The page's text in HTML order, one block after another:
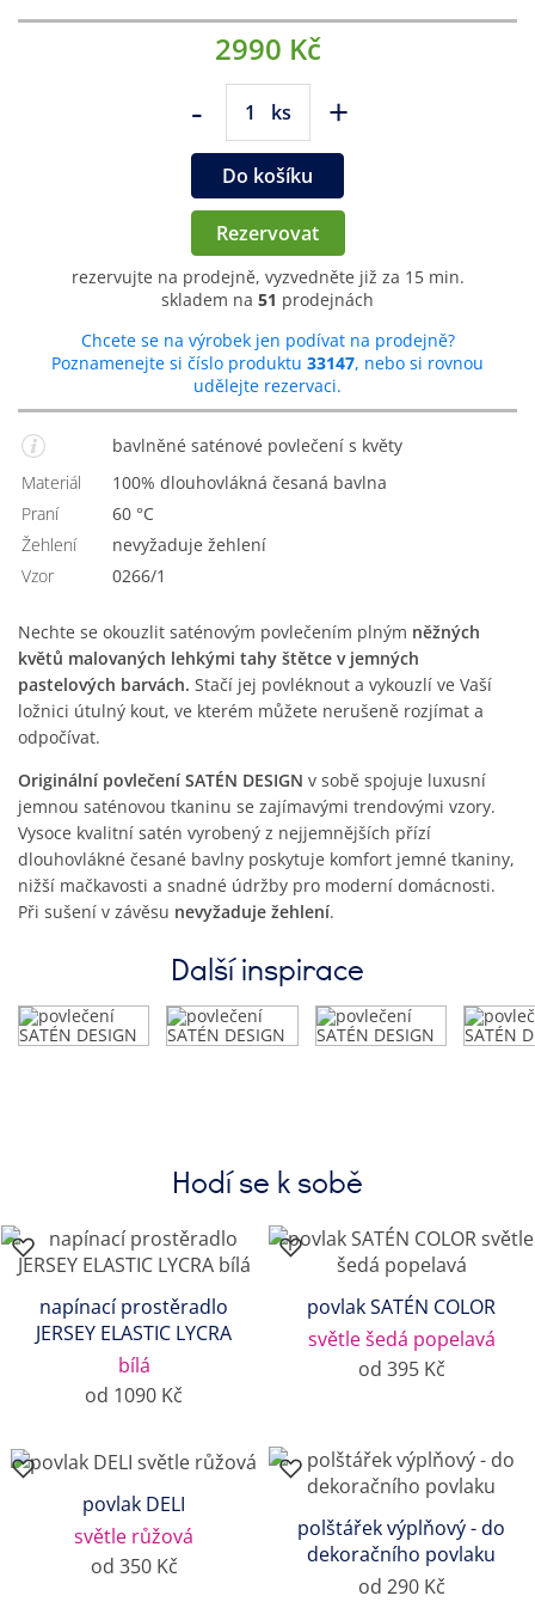
2990 Kč
- ks +
Do košíku
Rezervovat
rezervujte na prodejně, vyzvedněte již za 15 min.
skladem na 51 prodejnách
Chcete se na výrobek jen podívat na prodejně?
Poznamenejte si číslo produktu 33147, nebo si rovnou
udělejte rezervaci.
bavlněné saténové povlečení s květy
Materiál
100% dlouhovlákná česaná bavlna
Praní
60 °C
Žehlení
nevyžaduje žehlení
Vzor
0266/1
Nechte se okouzlit saténovým povlečením plným něžných
květů malovaných lehkými tahy štětce v jemných
pastelových barvách. Stačí jej povléknout a vykouzlí ve Vaší
ložnici útulný kout, ve kterém můžete nerušeně rozjímat a
odpočívat.
Originální povlečení SATÉN DESIGN v sobě spojuje luxusní
jemnou saténovou tkaninu se zajímavými trendovými vzory.
Vysoce kvalitní satén vyrobený z nejjemnějších přízí
dlouhovlákné česané bavlny poskytuje komfort jemné tkaniny,
nižší mačkavosti a snadné údržby pro moderní domácnosti.
Při sušení v závěsu nevyžaduje žehlení.
Další inspirace
Hodí se k sobě
napínací prostěradlo
JERSEY ELASTIC LYCRA
bílá
od 1090 Kč
povlak SATÉN COLOR
světle šedá popelavá
od 395 Kč
povlak DELI
světle růžová
od 350 Kč
polštářek výplňový - do
dekoračního povlaku
od 290 Kč